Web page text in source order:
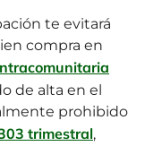
te evitará
compra en
de alta en el
prohibido
trimestral,